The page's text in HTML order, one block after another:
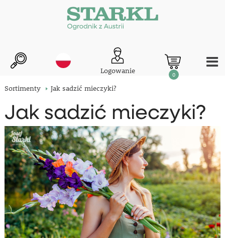
Logowanie 0
Sortimenty Jak sadzić mieczyki?
Jak sadzić mieczyki?